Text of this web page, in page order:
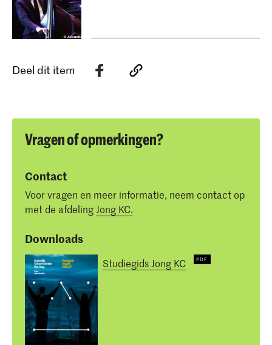
Deel dit item
Vragen of opmerkingen?
Contact
Voor vragen en meer informatie, neem contact op
met de afdelingJong KC.
Downloads
Studiegids Jong KC